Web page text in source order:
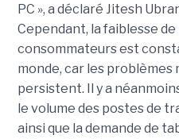
PC », a déclaré Jitesh
Cependant, la faiblesse de
consommateurs est
monde, car les
persistent. Il y a
le volume des postes de
ainsi que la demande de